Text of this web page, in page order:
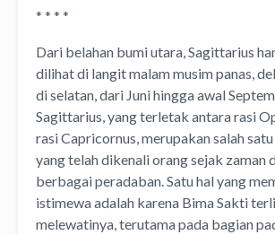
* * * *
Dari belahan bumi utara, Sagittarius
dilihat di langit malam musim panas,
di selatan, dari Juni hingga awal
Sagittarius, yang terletak antara rasi
rasi Capricornus, merupakan salah
yang telah dikenali orang sejak zaman
berbagai peradaban. Satu hal yang
istimewa adalah karena Bima Sakti
melewatinya, terutama pada bagian